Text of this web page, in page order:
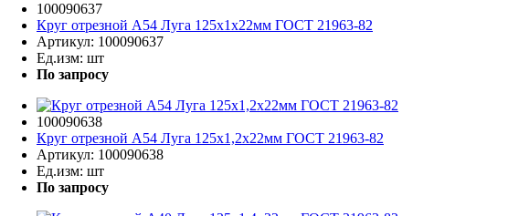
100090637
Круг отрезной A54 Луга 125х1х22мм ГОСТ 21963-82
Артикул: 100090637
Ед.изм: шт
По запросу
100090638
Круг отрезной A54 Луга 125х1,2х22мм ГОСТ 21963-82
Артикул: 100090638
Ед.изм: шт
По запросу